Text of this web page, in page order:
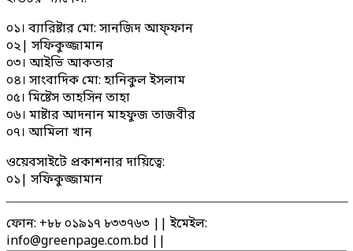
০১। ব্যারিষ্টার মো: সানজিদ আফ্ফান
০২| সফিকুজ্জামান
০৩। আইভি আকতার
০৪। সাংবাদিক মো: হানিকুল ইসলাম
০৫। মিষ্টেস তাহসিন তাহা
০৬। মাষ্টার আদনান মাহফুজ তাজবীর
০৭। আমিলা খান
ওয়েবসাইটে প্রকাশনার দায়িত্বে:
০১| সফিকুজ্জামান
ফোন: +৮৮ ০১৯১৭ ৮৩৩৭৬৩ || ইমেইল:
info@greenpage.com.bd ||